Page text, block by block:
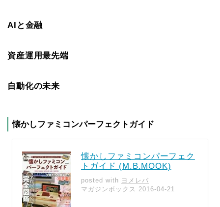
AIと金融
資産運用最先端
自動化の未来
懐かしファミコンパーフェクトガイド
懐かしファミコンパーフェク
トガイド (M.B.MOOK)
posted with ヨメレバ
マガジンボックス 2016-04-21